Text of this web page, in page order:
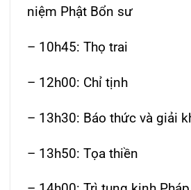
niệm Phật Bổn sư
– 10h45: Thọ trai
– 12h00: Chỉ tịnh
– 13h30: Báo thức và giải
– 13h50: Tọa thiền